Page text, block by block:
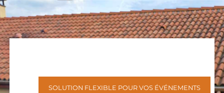
SOLUTION FLEXIBLE POUR VOS ÉVÉNEMENTS